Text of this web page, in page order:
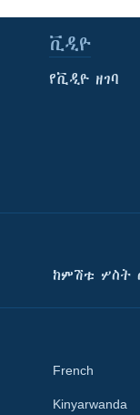
ቪዲዮ
የቪዲዮ ዘገባ
ከምሽቱ ሦስት
French
Kinyarwanda